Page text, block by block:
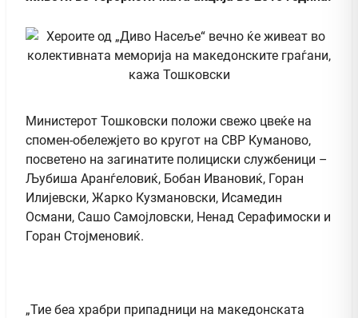
Министерот Тошковски положи свежо цвеќе на
спомен-обележјето во кругот на СВР Куманово,
посветено на загинатите полициски службеници –
Љубиша Аранѓеловиќ, Бобан Ивановиќ, Горан
Илијевски, Жарко Кузмановски, Исамедин
Османи, Сашо Самојловски, Ненад Серафимоски и
Горан Стојменовиќ.
„Тие беа храбри припадници на македонската